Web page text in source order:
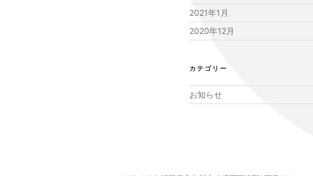
2021年1月
2020年12月
カテゴリー
お知らせ